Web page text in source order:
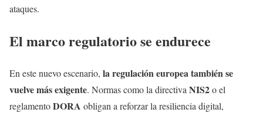
ataques.
El marco regulatorio se endurece
En este nuevo escenario, la regulación europea también se
vuelve más exigente. Normas como la directiva NIS2o el
reglamentoDORA obligan a reforzar la resiliencia digital,